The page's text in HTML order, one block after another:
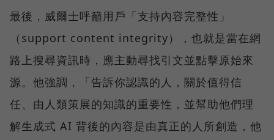
最後，威爾士呼籲用戶「支持內容完整性」
（support content integrity），也就是當在網
路上搜尋資訊時，應主動尋找引文並點擊原始來
源。他強調，「告訴你認識的人，關於值得信
任、由人類策展的知識的重要性，並幫助他們理
解生成式 AI 背後的內容是由真正的人所創造，他